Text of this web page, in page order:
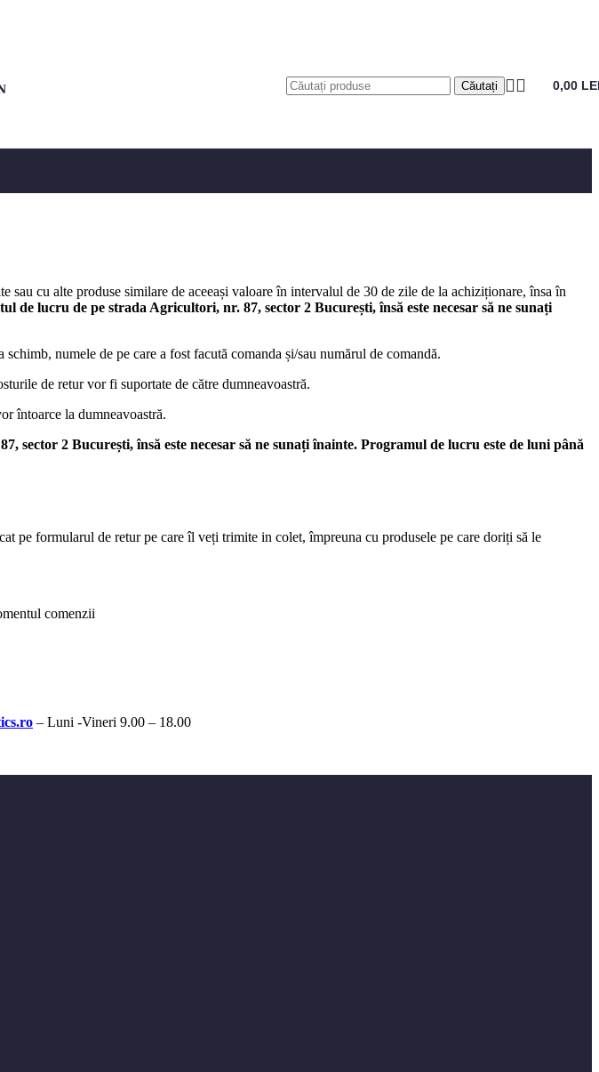
Căutați 0,00
cu alte produse similare de aceeași valoare în intervalul de 30 de zile de la achiziționare, însa în
de lucru de pe strada Agricultori, nr. 87, sector 2 București, însă este necesar să ne sunați
numele de pe care a fost facută comanda și/sau numărul de comandă.
de retur vor fi suportate de către dumneavoastră.
întoarce la dumneavoastră.
2 București, însă este necesar să ne sunați înainte. Programul de lucru este de luni până
pe formularul de retur pe care îl veți trimite in colet, împreuna cu produsele pe care doriți să le
comenzii
– Luni -Vineri 9.00 – 18.00